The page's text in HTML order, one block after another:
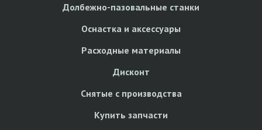
Долбежно-пазовальные станки
Оснастка и аксессуары
Расходные материалы
Дисконт
Снятые с производства
Купить запчасти